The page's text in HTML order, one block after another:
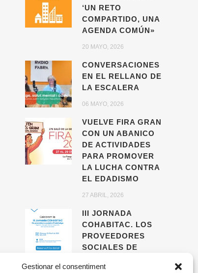
Gestionar el consentiment
‘UN RETO
COMPARTIDO, UNA
AGENDA COMÚN»
20 MAYO, 2026
CONVERSACIONES
EN EL RELLANO DE
LA ESCALERA
06 MAYO, 2026
VUELVE FIRA GRAN
CON UN ABANICO
DE ACTIVIDADES
PARA PROMOVER
LA LUCHA CONTRA
EL EDADISMO
27 ABRIL, 2026
III JORNADA
COHABITAC. LOS
PROVEEDORES
SOCIALES DE
AGENTES CLAVE